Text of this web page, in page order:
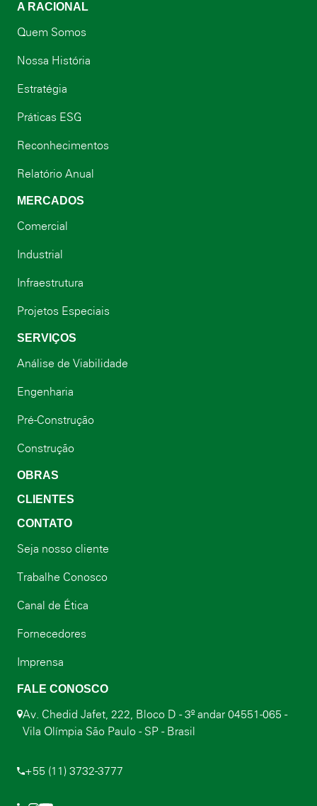
A RACIONAL
Quem Somos
Nossa História
Estratégia
Práticas ESG
Reconhecimentos
Relatório Anual
MERCADOS
Comercial
Industrial
Infraestrutura
Projetos Especiais
SERVIÇOS
Análise de Viabilidade
Engenharia
Pré-Construção
Construção
OBRAS
CLIENTES
CONTATO
Seja nosso cliente
Trabalhe Conosco
Canal de Ética
Fornecedores
Imprensa
FALE CONOSCO
Av. Chedid Jafet, 222, Bloco D - 3º andar 04551-065 -
Vila Olímpia São Paulo - SP - Brasil
+55 (11) 3732-3777